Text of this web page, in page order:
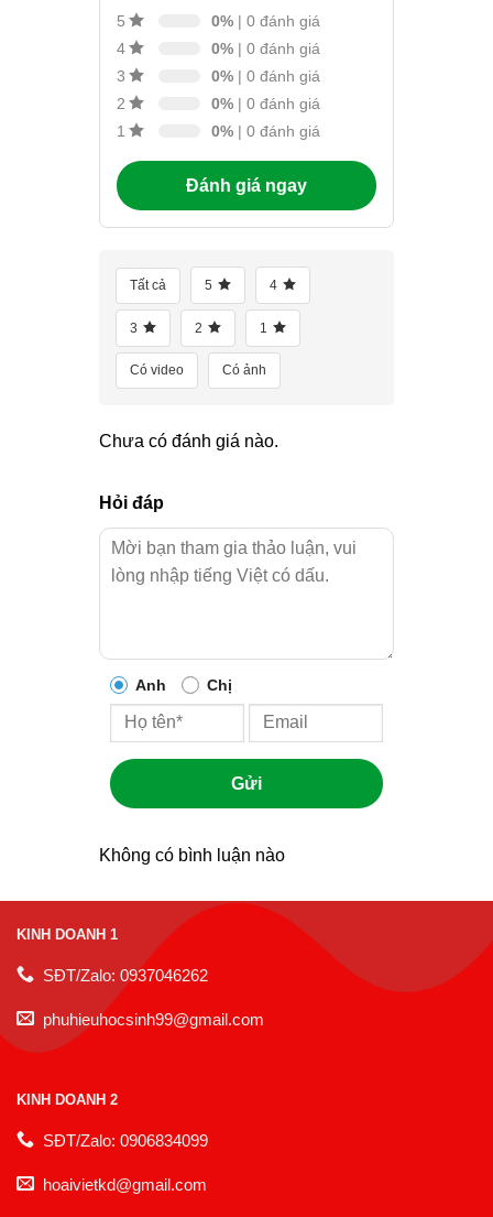
5 0% | 0 đánh giá
4
0% | 0 đánh giá
3
0% | 0 đánh giá
2
0% | 0 đánh giá
1
0% | 0 đánh giá
Đánh giá ngay
Tất cả 5 4
3 2 1
Có video Có ảnh
Chưa có đánh giá nào.
Hỏi đáp
Anh Chị
Gửi
Không có bình luận nào
KINH DOANH 1
SĐT/Zalo: 0937046262
phuhieuhocsinh99@gmail.com
KINH DOANH 2
SĐT/Zalo: 0906834099
hoaivietkd@gmail.com